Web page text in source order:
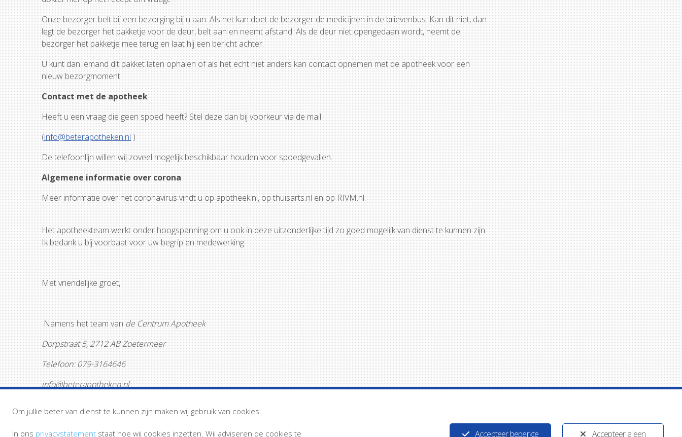
Onze bezorger belt bij een bezorging bij u aan. Als het kan doet de bezorger de medicijnen in de brievenbus. Kan dit niet, dan
legt de bezorger het pakketje voor de deur, belt aan en neemt afstand. Als de deur niet opengedaan wordt, neemt de
bezorger het pakketje mee terug en laat hij een bericht achter.
U kunt dan iemand dit pakket laten ophalen of als het echt niet anders kan contact opnemen met de apotheek voor een
nieuw bezorgmoment.
Contact met de apotheek
Heeft u een vraag die geen spoed heeft? Stel deze dan bij voorkeur via de mail
(info@beterapotheken.nl)
De telefoonlijn willen wij zoveel mogelijk beschikbaar houden voor spoedgevallen.
Algemene informatie over corona
Meer informatie over het coronavirus vindt u op apotheek.nl, op thuisarts.nl en op RIVM.nl.
Het apotheekteam werkt onder hoogspanning om u ook in deze uitzonderlijke tijd zo goed mogelijk van dienst te kunnen zijn.
Ik bedank u bij voorbaat voor uw begrip en medewerking.
Met vriendelijke groet,
Namens het team vande Centrum Apotheek
Dorpstraat 5, 2712 AB Zoetermeer
Telefoon: 079-3164646
info@beterapotheken.nl
Accepteer alleen
Accepteer beperkte
Om jullie beter van dienst te kunnen zijn maken wij gebruik van cookies.
In ons privacystatement staat hoe wij cookies inzetten. Wij adviseren de cookies te